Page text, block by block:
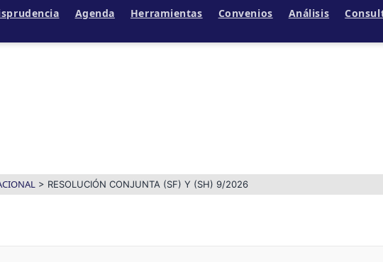
Agenda Herramientas Convenios Análisis
> RESOLUCIÓN CONJUNTA (SF) Y (SH) 9/2026